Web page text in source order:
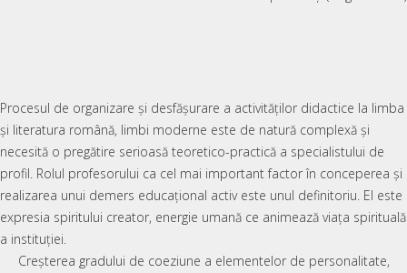
Procesul de organizare și desfășurare a activităților didactice la limba
și literatura română, limbi moderne este de natură complexă și
necesită o pregătire serioasă teoretico-practică a specialistului de
profil. Rolul profesorului ca cel mai important factor în conceperea și
realizarea unui demers educațional activ este unul definitoriu. El este
expresia spiritului creator, energie umană ce animează viața spirituală
a instituției.
Creșterea gradului de coeziune a elementelor de personalitate,